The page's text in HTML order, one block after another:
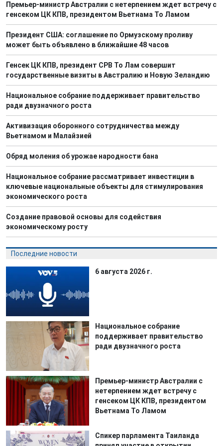
Премьер-министр Австралии с нетерпением ждет встречу с
генсеком ЦК КПВ, президентом Вьетнама То Ламом
Президент США: соглашение по Ормузскому проливу
может быть объявлено в ближайшие 48 часов
Генсек ЦК КПВ, президент СРВ То Лам совершит
государственные визиты в Австралию и Новую Зеландию
Национальное собрание поддерживает правительство
ради двузначного роста
Активизация оборонного сотрудничества между
Вьетнамом и Малайзией
Обряд моления об урожае народности бана
Национальное собрание рассматривает инвестиции в
ключевые национальные объекты для стимулирования
экономического роста
Создание правовой основы для содействия
экономическому росту
Последние новости
6 августа 2026 г.
Национальное собрание
поддерживает правительство
ради двузначного роста
Премьер-министр Австралии с
нетерпением ждет встречу с
генсеком ЦК КПВ, президентом
Вьетнама То Ламом
Спикер парламента Таиланда